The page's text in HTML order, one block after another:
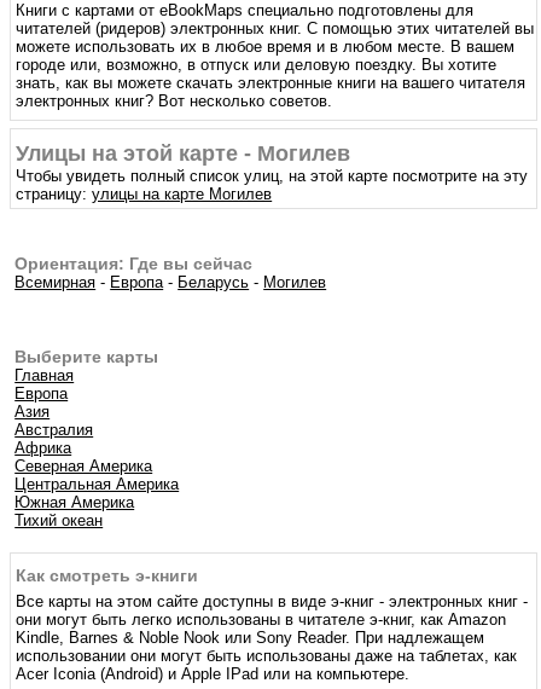
Книги с картами от eBookMaps специально подготовлены для
читателей (ридеров) электронных книг. С помощью этих читателей вы
можете использовать их в любое время и в любом месте. В вашем
городе или, возможно, в отпуск или деловую поездку. Вы хотите
знать, как вы можете скачать электронные книги на вашего читателя
электронных книг? Вот несколько советов.
Улицы на этой карте - Могилев
Чтобы увидеть полный список улиц, на этой карте посмотрите на эту
страницу:улицы на карте Могилев
Ориентация: Где вы сейчас
Всемирная - Европа- Беларусь - Могилев
Выберите карты
Главная
Европа
Азия
Австралия
Африка
Северная Америка
Центральная Америка
Южная Америка
Тихий океан
Как смотреть э-книги
Все карты на этом сайте доступны в виде э-книг - электронных книг -
они могут быть легко использованы в читателе э-книг, как Amazon
Kindle, Barnes & Noble Nook или Sony Reader. При надлежащем
использовании они могут быть использованы даже на таблетах, как
Acer Iconia (Android) и Apple IPad или на компьютере.